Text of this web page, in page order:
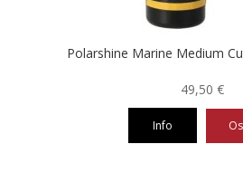
Polarshine Marine Medium
49,50 €
Info